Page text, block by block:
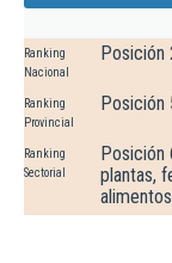
Ranking
Nacional
Posición
Ranking
Provincial
Posición
Ranking
Sectorial
plantas,